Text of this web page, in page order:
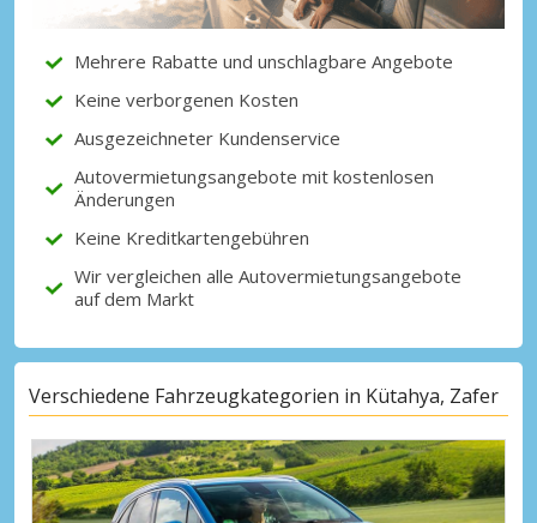
Partnerangeboten
Mehrere Rabatte und unschlagbare Angebote
Keine verborgenen Kosten
Ausgezeichneter Kundenservice
Autovermietungsangebote mit kostenlosen
Änderungen
Keine Kreditkartengebühren
Wir vergleichen alle Autovermietungsangebote
auf dem Markt
Verschiedene Fahrzeugkategorien in Kütahya, Zafer